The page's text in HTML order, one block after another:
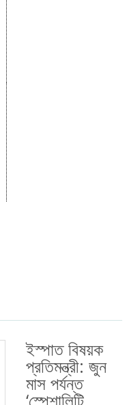
ইস্পাত বিষয়ক
প্রতিমন্ত্রী: জুন
মাস পর্যন্ত
‘স্পেশালিটি